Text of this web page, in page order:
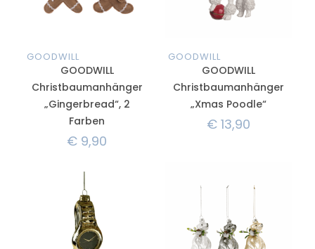
GOODWILL
GOODWILL
Christbaumanhänger
„Gingerbread“, 2
Farben
€ 9,90
GOODWILL
GOODWILL
Christbaumanhänger
„Xmas Poodle“
€13,90